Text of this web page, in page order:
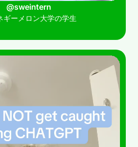
@sweintern
ギーメロン大学の学生